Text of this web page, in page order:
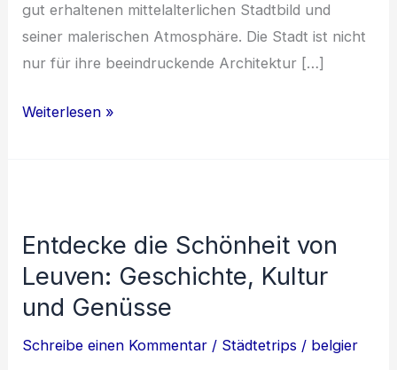
gut erhaltenen mittelalterlichen Stadtbild und
seiner malerischen Atmosphäre. Die Stadt ist nicht
nur für ihre beeindruckende Architektur […]
Entdecke
Kulinarik
in
Belgien
Weiterlesen »
Entdecke die Schönheit von
Leuven: Geschichte, Kultur
und Genüsse
Schreibe einen Kommentar / Städtetrips / belgier